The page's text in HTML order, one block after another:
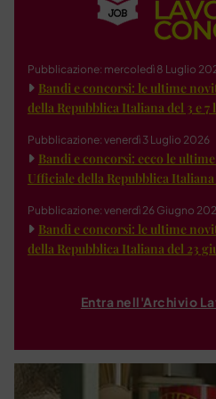
Pubblicazione: mercoledì 8 Luglio
Bandi e concorsi: le ultime
della Repubblica Italiana del 3 e 7
Pubblicazione: venerdì 3 Luglio 2026
Bandi e concorsi: ecco le
Ufficiale della Repubblica
Pubblicazione: venerdì 26 Giugno
Bandi e concorsi: le ultime
della Repubblica Italiana del 23
Entra nell'Archivio